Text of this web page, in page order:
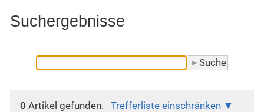
Suchergebnisse
0 Artikel gefunden.
Trefferliste einschränken